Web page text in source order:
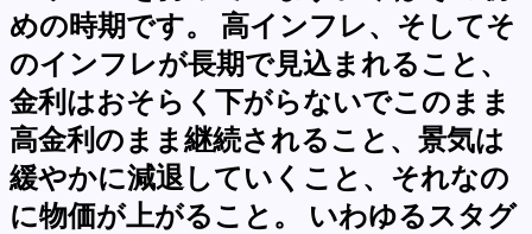
めの時期です。 高インフレ、そしてそ
のインフレが長期で見込まれること、
金利はおそらく下がらないでこのまま
高金利のまま継続されること、景気は
緩やかに減退していくこと、それなの
に物価が上がること。 いわゆるスタグ